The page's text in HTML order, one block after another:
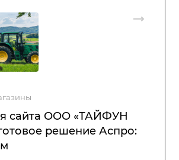
сайта ООО «ТАЙФУН
решение Аспро: